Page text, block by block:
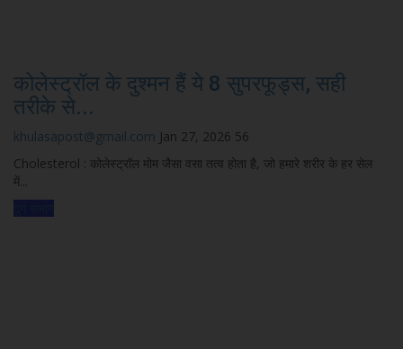
कोलेस्ट्रॉल के दुश्मन हैं ये 8 सुपरफूड्स, सही
तरीके से...
khulasapost@gmail.com Jan 27, 2026 56
Cholesterol : कोलेस्ट्रॉल मोम जैसा वसा तत्व होता है, जो हमारे शरीर के हर सेल
में...